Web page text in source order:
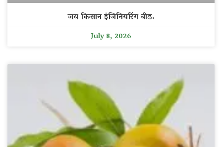
जय किसान इंजिनियरिंग बीड.
July 8, 2026